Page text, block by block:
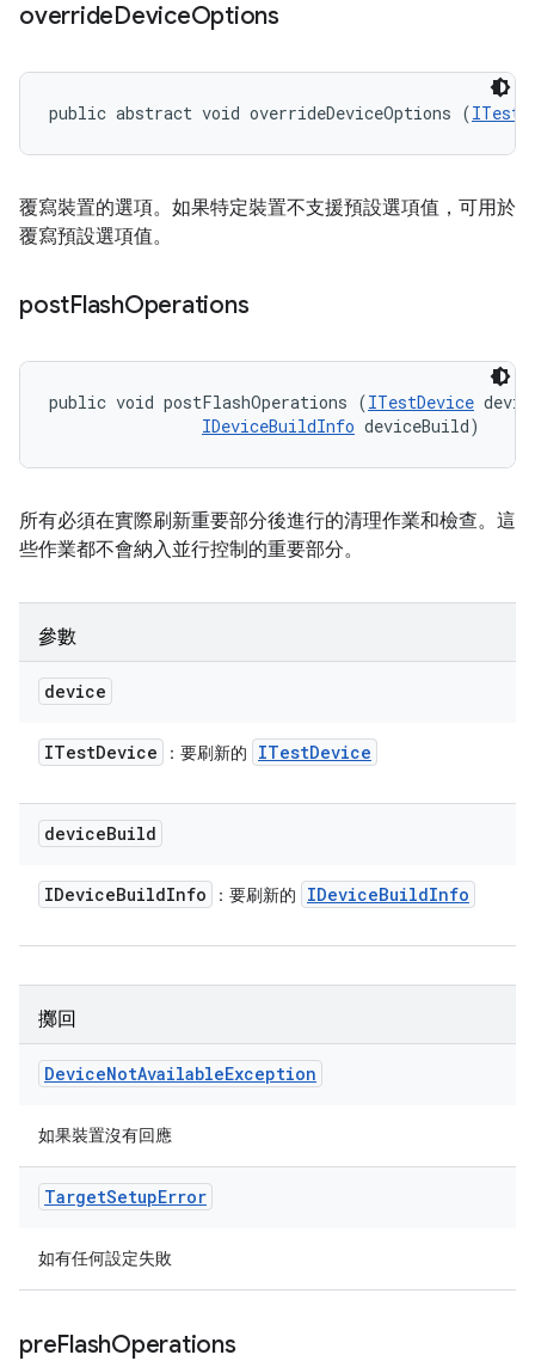
overrideDeviceOptions
public abstract void overrideDeviceOptions (
覆寫裝置的選項。如果特定裝置不支援預設選項值，可用於
覆寫預設選項值。
postFlashOperations
public void postFlashOperations (ITestDevice
IDeviceBuildInfo deviceBuild)
所有必須在實際刷新重要部分後進行的清理作業和檢查。這
些作業都不會納入並行控制的重要部分。
參數
device
ITestDevice ：要刷新的 ITestDevice
deviceBuild
IDeviceBuildInfo ：要刷新的 IDeviceBuildInfo
擲回
DeviceNotAvailableException
如果裝置沒有回應
TargetSetupError
如有任何設定失敗
preFlashOperations